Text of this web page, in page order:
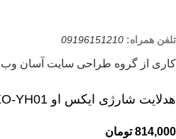
تلفن همراه: 09196151210
کاری از گروه طراحی سایت آسان وب
هدلایت شارژی ایکس او XO-YH01
814,000 تومان